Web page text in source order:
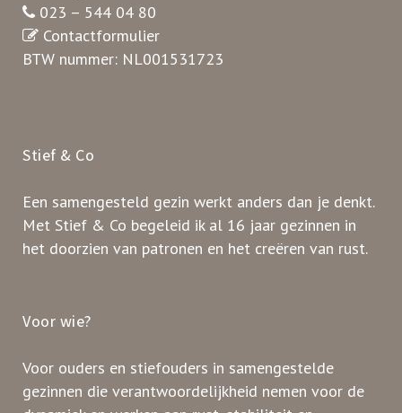
023 – 544 04 80
Contactformulier
BTW nummer: NL001531723
Stief & Co
Een samengesteld gezin werkt anders dan je denkt.
Met Stief & Co begeleid ik al 16 jaar gezinnen in
het doorzien van patronen en het creëren van rust.
Voor wie?
Voor ouders en stiefouders in samengestelde
gezinnen die verantwoordelijkheid nemen voor de